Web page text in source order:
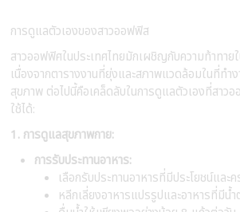
การดูแลตัวเองของสาวออฟฟิส
สาวออฟฟิศในประเทศไทยมักเผชิญกับความท้าทาย
เนื่องจากตารางงานที่ยุ่งและสภาพแวดล้อมในที่ทำ
สุขภาพ ต่อไปนี้คือเคล็ดลับในการดูแลตัวเองที่สาว
ใช้ได้:
1. การดูแลสุขภาพกาย:
การรับประทานอาหาร:
เลือกรับประทานอาหารที่มีประโยชน์และ
หลีกเลี่ยงอาหารแปรรูปและอาหารที่มีน้ำ